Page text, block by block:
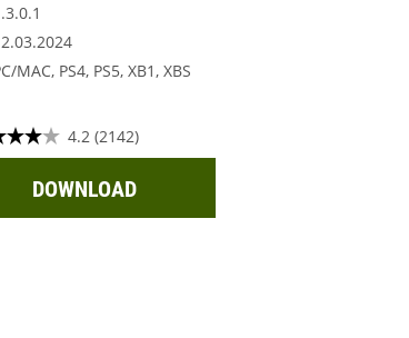
MAC, PS4, PS5, XB1, XBS
4.2 (2142)
DOWNLOAD